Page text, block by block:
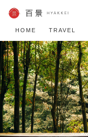
HOME TRAVEL